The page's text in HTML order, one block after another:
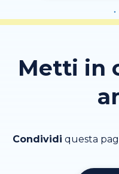
Metti in
Condividi questa